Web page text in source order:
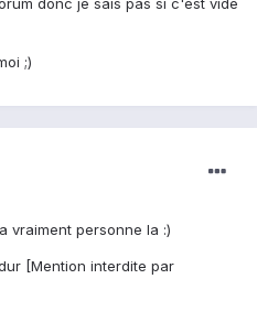
donc je sais pas si c'est vide
;)
vraiment personne la :)
[Mention interdite par